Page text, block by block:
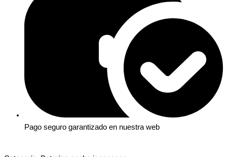
Pago seguro garantizado en nuestra web